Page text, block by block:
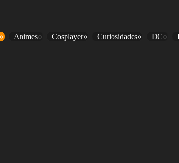
Animes Cosplayer Curiosidades DC